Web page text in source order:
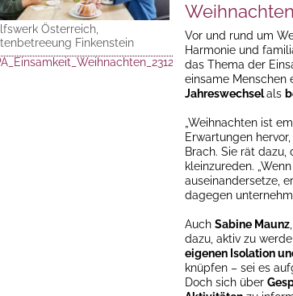
Österreich,
Finkenstein
Vor und rund um
Harmonie und
das Thema der
einsame Menschen
Jahreswechselals
„Weihnachten ist
Erwartungen
Brach. Sie rät dazu,
kleinzureden.
auseinandersetze,
dagegen
Auch Sabine Maunz
dazu, aktiv zu
eigenen Isolation
knüpfen – sei es
Doch sich über